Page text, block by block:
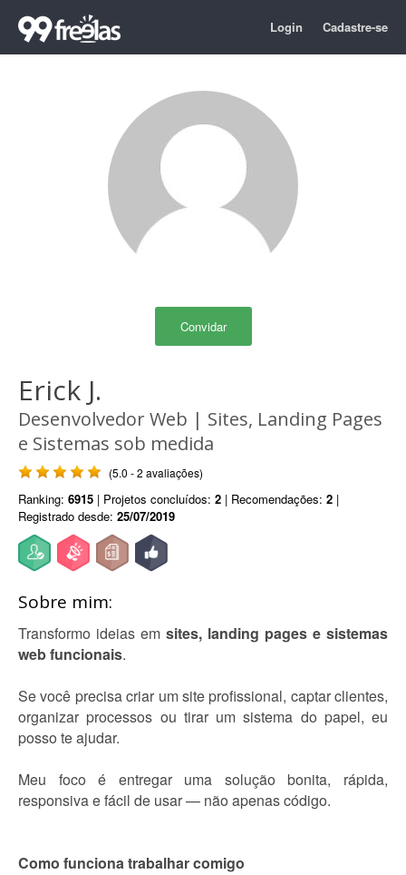
Login Cadastre-se
Convidar
Erick J.
Desenvolvedor Web | Sites, Landing Pages
e Sistemas sob medida
(5.0 - 2 avaliações)
Ranking: 6915 | Projetos concluídos: 2 | Recomendações: 2 |
Registrado desde: 25/07/2019
Sobre mim:
Transformo ideias em sites, landing pages e sistemas
web funcionais.
Se você precisa criar um site profissional, captar clientes,
organizar processos ou tirar um sistema do papel, eu
posso te ajudar.
Meu foco é entregar uma solução bonita, rápida,
responsiva e fácil de usar — não apenas código.
Como funciona trabalhar comigo